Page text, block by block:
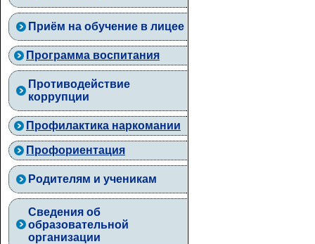
Приём на обучение в лицее
Программа воспитания
Противодействие
коррупции
Профилактика наркомании
Профориентация
Родителям и ученикам
Сведения об
образовательной
организации